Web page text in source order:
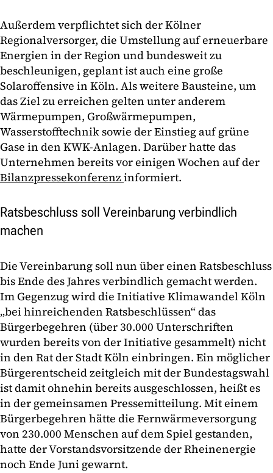
Außerdem verpflichtet sich der Kölner
Regionalversorger, die Umstellung auf erneuerbare
Energien in der Region und bundesweit zu
beschleunigen, geplant ist auch eine große
Solaroffensive in Köln. Als weitere Bausteine, um
das Ziel zu erreichen gelten unter anderem
Wärmepumpen, Großwärmepumpen,
Wasserstofftechnik sowie der Einstieg auf grüne
Gase in den KWK-Anlagen. Darüber hatte das
Unternehmen bereits vor einigen Wochen auf der
Bilanzpressekonferenzinformiert.
Ratsbeschluss soll Vereinbarung verbindlich
machen
Die Vereinbarung soll nun über einen Ratsbeschluss
bis Ende des Jahres verbindlich gemacht werden.
Im Gegenzug wird die Initiative Klimawandel Köln
„bei hinreichenden Ratsbeschlüssen“ das
Bürgerbegehren (über 30.000 Unterschriften
wurden bereits von der Initiative gesammelt) nicht
in den Rat der Stadt Köln einbringen. Ein möglicher
Bürgerentscheid zeitgleich mit der Bundestagswahl
ist damit ohnehin bereits ausgeschlossen, heißt es
in der gemeinsamen Pressemitteilung. Mit einem
Bürgerbegehren hätte die Fernwärmeversorgung
von 230.000 Menschen auf dem Spiel gestanden,
hatte der Vorstandsvorsitzende der Rheinenergie
noch Ende Juni gewarnt.